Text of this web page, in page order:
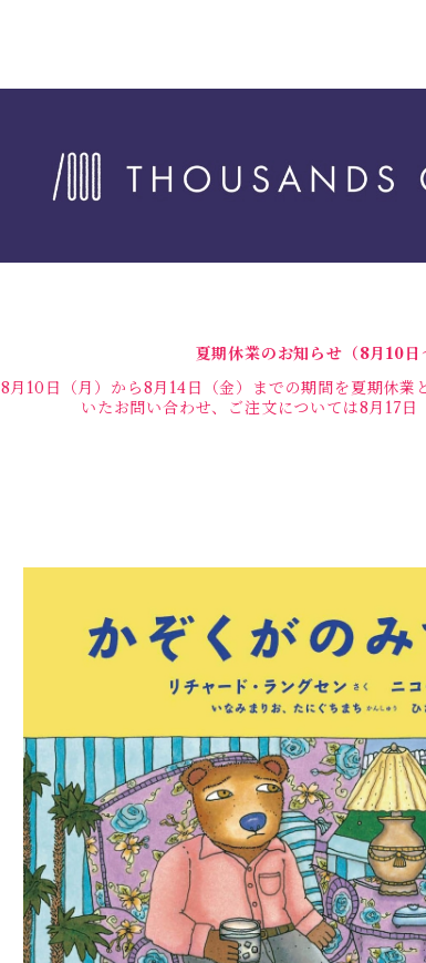
夏期休業のお知らせ（8月10日
8月10日（月）から8月14日（金）までの期間を夏期休業
いたお問い合わせ、ご注文については8月17日